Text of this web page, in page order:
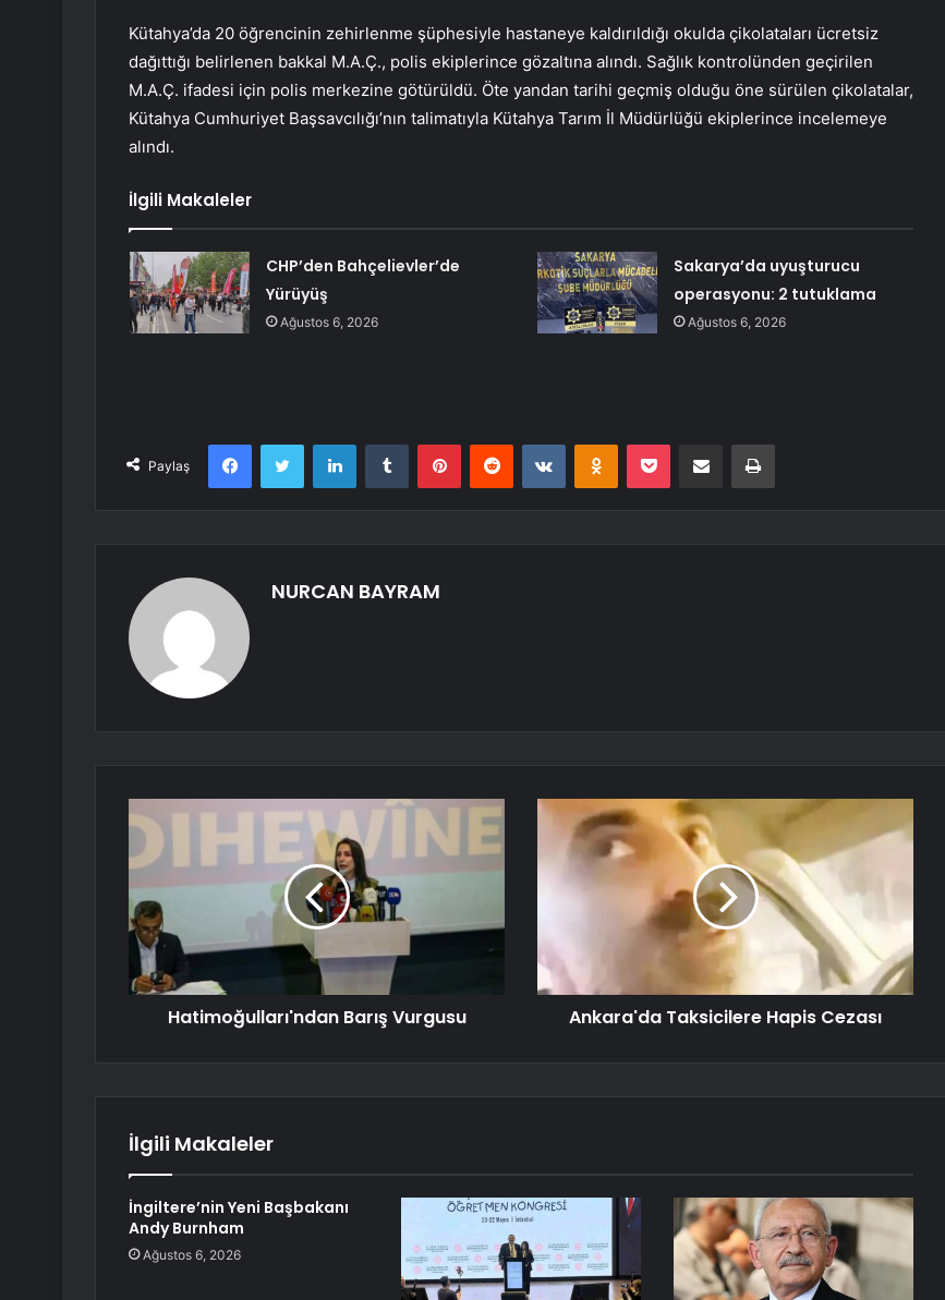
Kütahya’da 20 öğrencinin zehirlenme şüphesiyle hastaneye kaldırıldığı okulda çikolataları ücretsiz
dağıttığı belirlenen bakkal M.A.Ç., polis ekiplerince gözaltına alındı. Sağlık kontrolünden geçirilen
M.A.Ç. ifadesi için polis merkezine götürüldü. Öte yandan tarihi geçmiş olduğu öne sürülen çikolatalar,
Kütahya Cumhuriyet Başsavcılığı’nın talimatıyla Kütahya Tarım İl Müdürlüğü ekiplerince incelemeye
alındı.
İlgili Makaleler
CHP’den Bahçelievler’de
Yürüyüş
Ağustos 6, 2026
Sakarya’da uyuşturucu
operasyonu: 2 tutuklama
Ağustos 6, 2026
Paylaş
FacebookTwitter LinkedInTumblr PinterestReddit VKontakteOdnoklassniki
Pocket E-Posta ile paylaş Yazdır
NURCAN BAYRAM
Hatimoğulları'ndan Barış Vurgusu Ankara'da Taksicilere Hapis Cezası
İlgili Makaleler
İngiltere’nin Yeni Başbakanı
Andy Burnham
Ağustos 6, 2026